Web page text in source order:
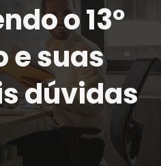
o 13º
e suas
dúvidas